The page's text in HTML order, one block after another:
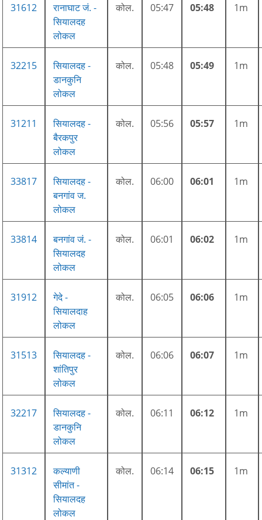
31612
रानाघाट जं. -
सियालदह
लोकल
कोल. 05:47 05:48 1m
32215
सियालदह -
डानकुनि
लोकल
कोल. 05:48 05:49 1m
31211
सियालदह -
बैरकपुर
लोकल
कोल. 05:56 05:57 1m
33817
सियालदह -
बनगांव ज.
लोकल
कोल. 06:00 06:01 1m
33814
बनगांव जं. -
सियालदह
लोकल
कोल. 06:01 06:02 1m
31912
गेदे -
सियालदाह
लोकल
कोल. 06:05 06:06 1m
31513
सियालदह -
शांतिपुर
लोकल
कोल. 06:06 06:07 1m
32217
सियालदह -
डानकुनि
लोकल
कोल. 06:11 06:12 1m
31312
कल्याणी
सीमांत -
सियालदह
लोकल
कोल. 06:14 06:15 1m